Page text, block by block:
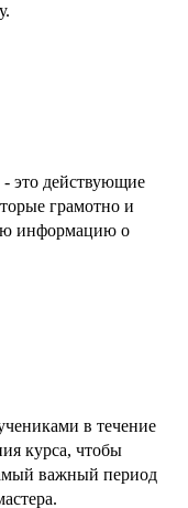
это действующие
грамотно и
информацию о
в течение
курса, чтобы
важный период